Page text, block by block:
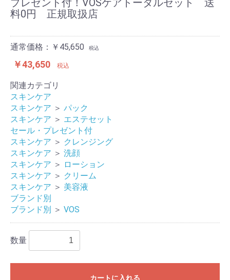
プレゼント付！VOSケアトータルセット 送
料0円 正規取扱店
通常価格：￥45,650 税込
￥43,650 税込
関連カテゴリ
スキンケア
スキンケア ＞ パック
スキンケア ＞ エステセット
セール・プレゼント付
スキンケア ＞ クレンジング
スキンケア ＞ 洗顔
スキンケア ＞ ローション
スキンケア ＞ クリーム
スキンケア ＞ 美容液
ブランド別
ブランド別 ＞ VOS
数量
カートに入れる